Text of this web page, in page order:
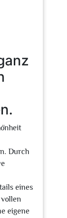
Durch
eines
eigene